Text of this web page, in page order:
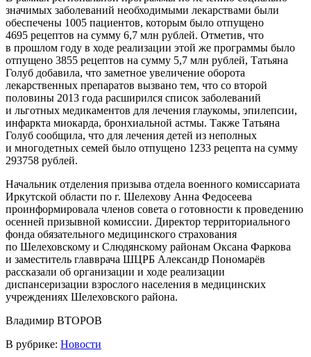
значимых заболеваний необходимыми лекарствами были
обеспечены 1005 пациентов, которым было отпущено
4695 рецептов на сумму 6,7 млн рублей. Отметив, что
в прошлом году в ходе реализации этой же программы было
отпущено 3855 рецептов на сумму 5,7 млн рублей, Татьяна
Голуб добавила, что заметное увеличение оборота
лекарственных препаратов вызвано тем, что со второй
половины 2013 года расширился список заболеваний
и льготных медикаментов для лечения глаукомы, эпилепсии,
инфаркта миокарда, бронхиальной астмы. Также Татьяна
Голуб сообщила, что для лечения детей из неполных
и многодетных семей было отпущено 1233 рецепта на сумму
293758 рублей.
Начальник отделения призыва отдела военного комиссариата
Иркутской области по г. Шелехову Анна Федосеева
проинформировала членов совета о готовности к проведению
осенней призывной комиссии. Директор территориального
фонда обязательного медицинского страхования
по Шелеховскому и Слюдянскому районам Оксана Фаркова
и заместитель главврача ШЦРБ Александр Пономарёв
рассказали об организации и ходе реализации
диспансеризации взрослого населения в медицинских
учреждениях Шелеховского района.
Владимир ВТОРОВ
В рубрике: Новости